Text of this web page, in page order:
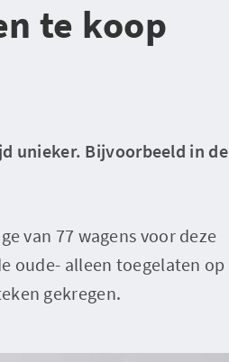
te koop
unieker. Bijvoorbeeld in de
van 77 wagens voor deze
oude- alleen toegelaten op
gekregen.